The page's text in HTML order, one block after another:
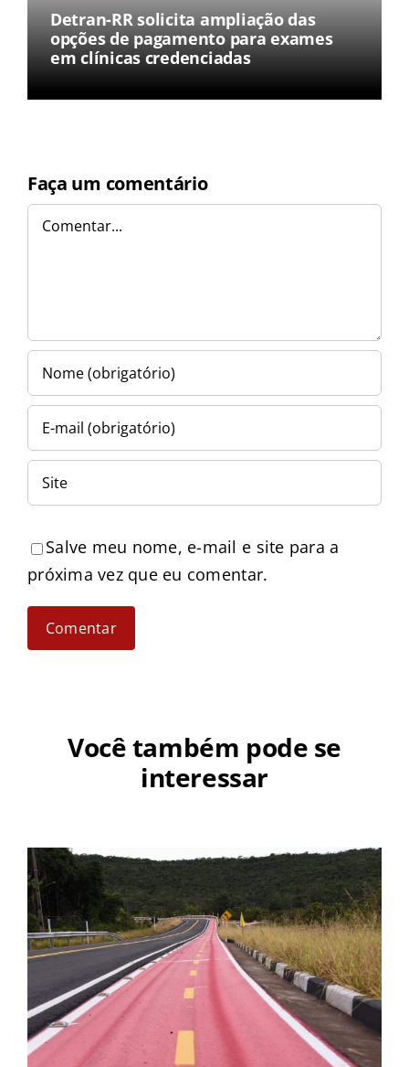
Detran-RR solicita ampliação das
opções de pagamento para exames
em clínicas credenciadas
Faça um comentário
Comentar
Salve meu nome, e-mail e site para a
próxima vez que eu comentar.
Você também pode se
interessar